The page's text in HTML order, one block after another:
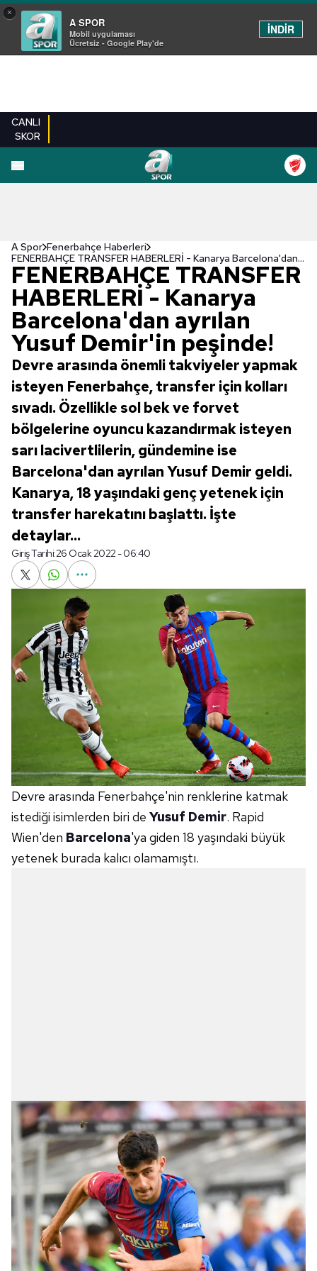
×
A SPOR
Mobil uygulaması
Ücretsiz - Google Play'de
İNDİR
CANLI
SKOR
A Spor Fenerbahçe Haberleri
FENERBAHÇE TRANSFER HABERLERİ - Kanarya Barcelona'dan ayrılan Yusuf Demir'in peşinde!
FENERBAHÇE TRANSFER
HABERLERİ - Kanarya
Barcelona'dan ayrılan
Yusuf Demir'in peşinde!
Devre arasında önemli takviyeler yapmak
isteyen Fenerbahçe, transfer için kolları
sıvadı. Özellikle sol bek ve forvet
bölgelerine oyuncu kazandırmak isteyen
sarı lacivertlilerin, gündemine ise
Barcelona'dan ayrılan Yusuf Demir geldi.
Kanarya, 18 yaşındaki genç yetenek için
transfer harekatını başlattı. İşte
detaylar...
Giriş Tarihi:26 Ocak 2022 - 06:40
Devre arasında Fenerbahçe'nin renklerine katmak
istediği isimlerden biri de Yusuf Demir. Rapid
Wien'den Barcelona'ya giden 18 yaşındaki büyük
yetenek burada kalıcı olamamıştı.